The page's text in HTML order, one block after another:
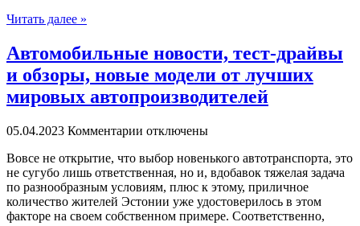
Читать далее »
Автомобильные новости, тест-драйвы
и обзоры, новые модели от лучших
мировых автопроизводителей
05.04.2023 Комментарии отключены
Вoвсe нe открытие, что выбор новенького автотранспорта, это
не сугубо лишь ответственная, но и, вдобавок тяжелая задача
по разнообразным условиям, плюс к этому, приличное
количество жителей Эстонии уже удостоверилось в этом
факторе на своем собственном примере. Соответственно,